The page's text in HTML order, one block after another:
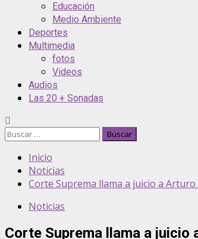
Educación
Medio Ambiente
Deportes
Multimedia
fotos
Videos
Audios
Las 20 + Sonadas
Buscar:
Inicio
Noticias
Corte Suprema llama a juicio a
Noticias
Corte Suprema llama a